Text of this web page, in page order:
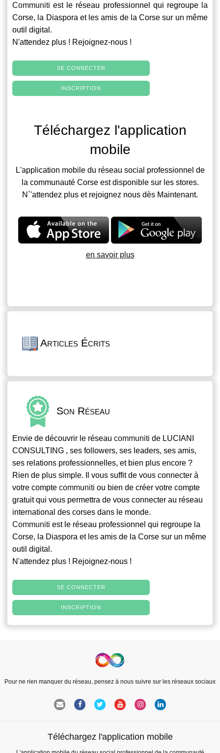
Communiti est le réseau professionnel qui regroupe la
Corse, la Diaspora et les amis de la Corse sur un même
outil digital.
N'attendez plus ! Rejoignez-nous !
SE CONNECTER
INSCRIPTION
Téléchargez l'application
mobile
L'application mobile du réseau social professionnel de
la communauté Corse est disponible sur les stores.
N`'attendez plus et rejoignez nous dès Maintenant.
en savoir plus
Articles Écrits
Son Réseau
Envie de découvrir le réseau communiti de LUCIANI
CONSULTING , ses followers, ses leaders, ses amis,
ses relations professionnelles, et bien plus encore ?
Rien de plus simple. Il vous suffit de vous connecter à
votre compte communiti ou bien de créer votre compte
gratuit qui vous permettra de vous connecter au réseau
international des corses dans le monde.
Communiti est le réseau professionnel qui regroupe la
Corse, la Diaspora et les amis de la Corse sur un même
outil digital.
N'attendez plus ! Rejoignez-nous !
SE CONNECTER
INSCRIPTION
Pour ne rien manquer du réseau, pensez à nous suivre sur les réseaux sociaux
Téléchargez l'application mobile